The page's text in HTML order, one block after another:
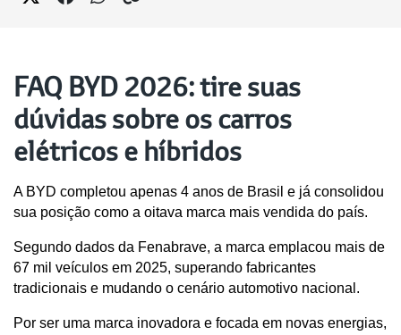
FAQ BYD 2026: tire suas
dúvidas sobre os carros
elétricos e híbridos
A BYD completou apenas 4 anos de Brasil e já consolidou
sua posição como a oitava marca mais vendida do país.
Segundo dados da Fenabrave, a marca emplacou mais de
67 mil veículos em 2025, superando fabricantes
tradicionais e mudando o cenário automotivo nacional.
Por ser uma marca inovadora e focada em novas energias,